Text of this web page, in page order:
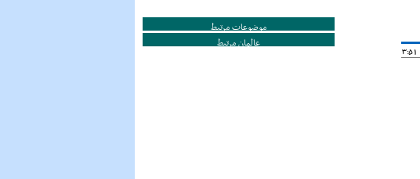
موضوعات مرتبط
عالمان مرتبط